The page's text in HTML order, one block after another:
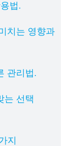
법.
치는 영향과
관리법.
는 선택
지